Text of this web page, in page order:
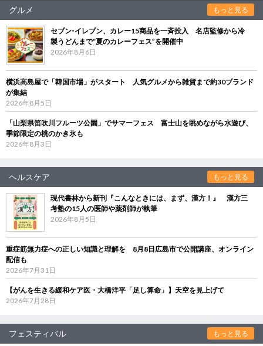
グルメ もっと見る
セブン‐イレブン、カレー15商品を一斉投入 名店監修から冷
製うどんまで“夏のカレーフェス”を開催中
2026年8月6日
横浜高島屋で「韓国市場」がスタート 人気グルメから雑貨まで約30ブランド
が集結
2026年8月5日
「山梨県笛吹川フルーツ公園」でサマーフェス 富士山を眺めながら水遊び、
季節限定の桃のかき氷も
2026年8月3日
ヘルスケア もっと見る
現代書林から新刊『こんなときには、まず、漢方！』 漢方三
考塾の15人の医師や薬剤師が執筆
2026年8月5日
重症筋無力症への正しい知識と理解を 8月8日広島市で公開講座、オンライン
配信も
2026年7月31日
【がんを生きる緩和ケア医・大橋洋平「足し算命」】天空を見上げて
2026年7月28日
フェスティバル もっと見る